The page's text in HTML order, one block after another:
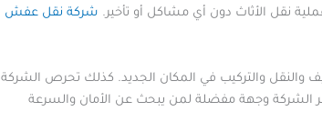
نقل الأثاث دون أي مشاكل أو تأخير. شركة نقل عفش
والنقل والتركيب في المكان الجديد. كذلك تحرص الشركة
الشركة وجهة مفضلة لمن يبحث عن الأمان والسرعة